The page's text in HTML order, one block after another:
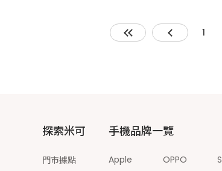
1
探索米可
門市據點
手機品牌一覽
Apple OPPO